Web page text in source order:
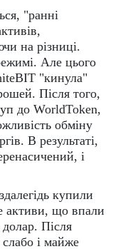
"ранні
на різниці.
Але цього
"кинула"
Після того,
до WorldToken,
обміну
В результаті,
і
купили
активи, що впали
Після
слабо і майже